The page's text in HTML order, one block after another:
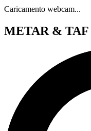
Caricamento webcam...
METAR & TAF